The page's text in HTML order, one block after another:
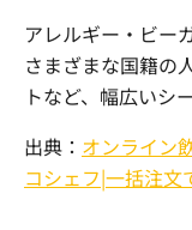
アレルギー・ビー
さまざまな国籍の
トなど、幅広いシ
出典： オンライン
コシェフ|一括注